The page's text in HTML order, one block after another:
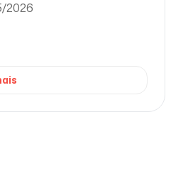
2026